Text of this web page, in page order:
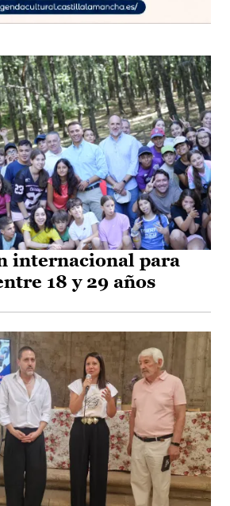
internacional para
18 y 29 años